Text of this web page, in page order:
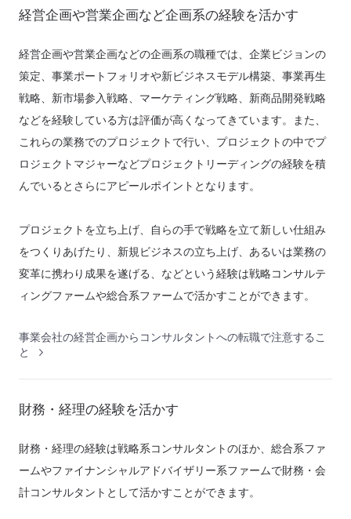
経営企画や営業企画など企画系の経験を活かす
経営企画や営業企画などの企画系の職種では、企業ビジョンの
策定、事業ポートフォリオや新ビジネスモデル構築、事業再生
戦略、新市場参入戦略、マーケティング戦略、新商品開発戦略
などを経験している方は評価が高くなってきています。また、
これらの業務でのプロジェクトで行い、プロジェクトの中でプ
ロジェクトマジャーなどプロジェクトリーディングの経験を積
んでいるとさらにアピールポイントとなります。
プロジェクトを立ち上げ、自らの手で戦略を立て新しい仕組み
をつくりあげたり、新規ビジネスの立ち上げ、あるいは業務の
変革に携わり成果を遂げる、などという経験は戦略コンサルテ
ィングファームや総合系ファームで活かすことができます。
事業会社の経営企画からコンサルタントへの転職で注意するこ
と
財務・経理の経験を活かす
財務・経理の経験は戦略系コンサルタントのほか、総合系ファ
ームやファイナンシャルアドバイザリー系ファームで財務・会
計コンサルタントとして活かすことができます。